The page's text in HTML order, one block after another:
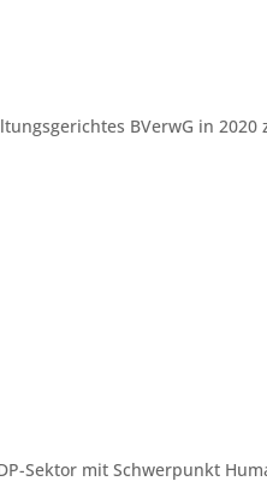
BVerwG in
Sektor mit Schwerpunkt